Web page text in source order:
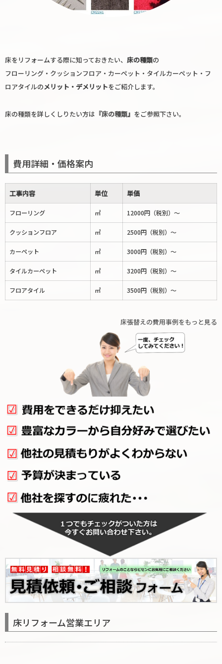
床をリフォームする際に知っておきたい、 床の種類の
フローリング・クッションフロア・カーペット・タイルカーペット・フ
ロアタイルのメリット・デメリットをご紹介します。
床の種類を詳しくしりたい方は 『床の種類』 をご参照下さい。
費用詳細・価格案内
工事内容 単位 単価
フローリング ㎡ 12000円（税別）～
クッションフロア ㎡ 2500円（税別）～
カーペット ㎡ 3000円（税別）～
タイルカーペット ㎡ 3200円（税別）～
フロアタイル ㎡ 3500円（税別）～
床張替えの費用事例をもっと見る
床リフォーム営業エリア